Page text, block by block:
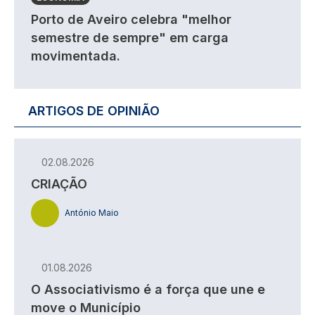
Porto de Aveiro celebra "melhor
semestre de sempre" em carga
movimentada.
ARTIGOS DE OPINIÃO
02.08.2026
CRIAÇÃO
António Maio
01.08.2026
O Associativismo é a força que une e
move o Município